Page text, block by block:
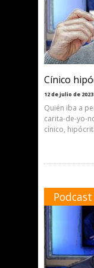
Cínico
12 de julio de
Quién iba a
carita-de-yo-
cínico,
Podcast